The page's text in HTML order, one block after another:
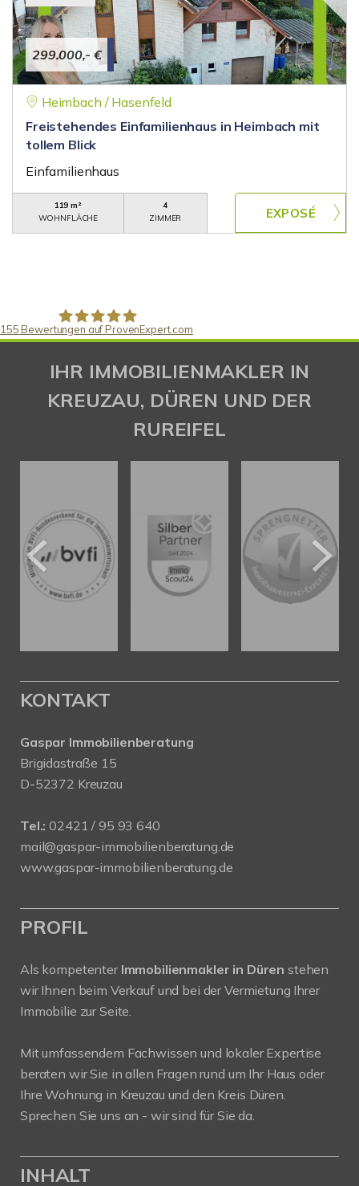
299.000,- €
Heimbach / Hasenfeld
Freistehendes Einfamilienhaus in Heimbach mit
tollem Blick
Einfamilienhaus
119 m²
WOHNFLÄCHE
4
ZIMMER
Gaspar Immobilienberatung
155 Bewertungen auf ProvenExpert.com
IHR IMMOBILIENMAKLER IN
KREUZAU, DÜREN UND DER
RUREIFEL
KONTAKT
Gaspar Immobilienberatung
Brigidastraße 15
D-52372 Kreuzau
Tel.: 02421 / 95 93 640
mail@gaspar-immobilienberatung.de
www.gaspar-immobilienberatung.de
PROFIL
Als kompetenter Immobilienmakler in Düren stehen
wir Ihnen beim Verkauf und bei der Vermietung Ihrer
Immobilie zur Seite.
Mit umfassendem Fachwissen und lokaler Expertise
beraten wir Sie in allen Fragen rund um Ihr Haus oder
Ihre Wohnung in Kreuzau und den Kreis Düren.
Sprechen Sie uns an - wir sind für Sie da.
INHALT